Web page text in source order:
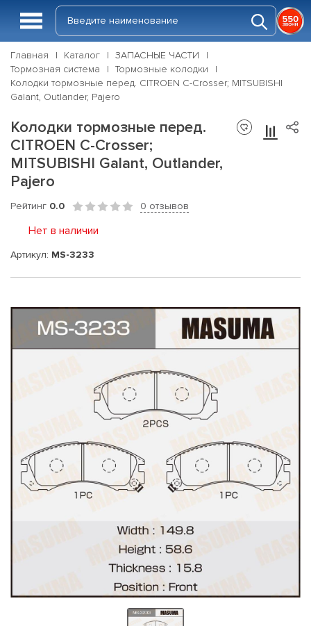
Главная Каталог
ЗАПАСНЫЕ ЧАСТИ
Тормозная система
Тормозные колодки
Колодки тормозные перед. CITROEN C-Crosser; MITSUBISHI
Galant, Outlander, Pajero
Колодки тормозные перед.
CITROEN C-Crosser;
MITSUBISHI Galant, Outlander,
Pajero
Рейтинг 0.0 0 отзывов
Нет в наличии
Артикул: MS-3233